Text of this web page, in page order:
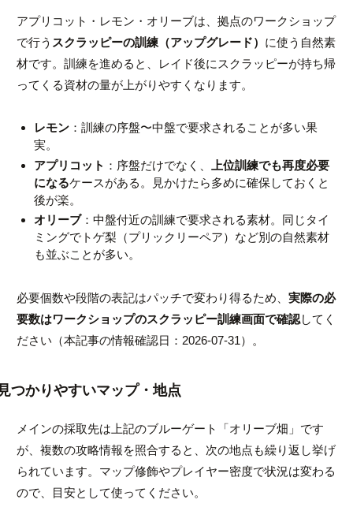
アプリコット・レモン・オリーブは、拠点のワークショップ
で行う スクラッピーの訓練（アップグレード） に使う自然素
材です。訓練を進めると、レイド後にスクラッピーが持ち帰
ってくる資材の量が上がりやすくなります。
レモン ：訓練の序盤〜中盤で要求されることが多い果
実。
アプリコット ：序盤だけでなく、
上位訓練でも再度必要
になるケースがある。見かけたら多めに確保しておくと
後が楽。
オリーブ：中盤付近の訓練で要求される素材。同じタイ
ミングでトゲ梨（プリックリーペア）など別の自然素材
も並ぶことが多い。
必要個数や段階の表記はパッチで変わり得るため、 実際の必
要数はワークショップのスクラッピー訓練画面で確認してく
ださい（本記事の情報確認日：2026-07-31）。
つかりやすいマップ・地点
メインの採取先は上記のブルーゲート「オリーブ畑」です
が、複数の攻略情報を照合すると、次の地点も繰り返し挙げ
られています。マップ修飾やプレイヤー密度で状況は変わる
ので、目安として使ってください。